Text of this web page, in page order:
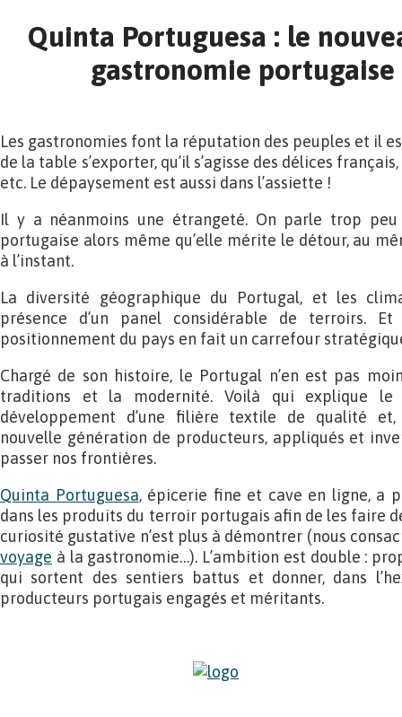
Quinta Portuguesa : le
gastronomie
Les gastronomies font la réputation des peuples et il
de la table s’exporter, qu’il s’agisse des délices
etc. Le dépaysement est aussi dans l’assiette !
Il y a néanmoins une étrangeté. On parle trop
portugaise alors même qu’elle mérite le détour, au
à l’instant.
La diversité géographique du Portugal, et les
présence d’un panel considérable de terroirs.
positionnement du pays en fait un carrefour
Chargé de son histoire, le Portugal n’en est pas
traditions et la modernité. Voilà qui explique
développement d’une filière textile de qualité et,
nouvelle génération de producteurs, appliqués et
passer nos frontières.
Quinta Portuguesa, épicerie fine et cave en ligne, a
dans les produits du terroir portugais afin de les faire
curiosité gustative n’est plus à démontrer (nous
voyage à la gastronomie…). L’ambition est double :
qui sortent des sentiers battus et donner, dans
producteurs portugais engagés et méritants.